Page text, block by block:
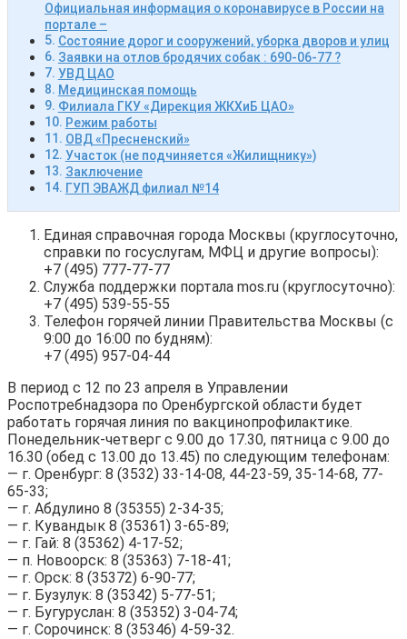
Официальная информация о коронавирусе в России на
портале –
Состояние дорог и сооружений, уборка дворов и улиц
Заявки на отлов бродячих собак : 690-06-77 ?
УВД ЦАО
Медицинская помощь
Филиала ГКУ «Дирекция ЖКХиБ ЦАО»
Режим работы
ОВД «Пресненский»
Участок (не подчиняется «Жилищнику»)
Заключение
ГУП ЭВАЖД филиал №14
Единая справочная города Москвы (круглосуточно,
справки по госуслугам, МФЦ и другие вопросы):
+7 (495) 777-77-77
Служба поддержки портала mos.ru (круглосуточно):
+7 (495) 539-55-55
Телефон горячей линии Правительства Москвы (с
9:00 до 16:00 по будням):
+7 (495) 957-04-44
В период с 12 по 23 апреля в Управлении
Роспотребнадзора по Оренбургской области будет
работать горячая линия по вакцинопрофилактике.
Понедельник-четверг с 9.00 до 17.30, пятница с 9.00 до
16.30 (обед с 13.00 до 13.45) по следующим телефонам:
— г. Оренбург: 8 (3532) 33-14-08, 44-23-59, 35-14-68, 77-
65-33;
— г. Абдулино 8 (35355) 2-34-35;
— г. Кувандык 8 (35361) 3-65-89;
— г. Гай: 8 (35362) 4-17-52;
— п. Новоорск: 8 (35363) 7-18-41;
— г. Орск: 8 (35372) 6-90-77;
— г. Бузулук: 8 (35342) 5-77-51;
— г. Бугуруслан: 8 (35352) 3-04-74;
— г. Сорочинск: 8 (35346) 4-59-32.